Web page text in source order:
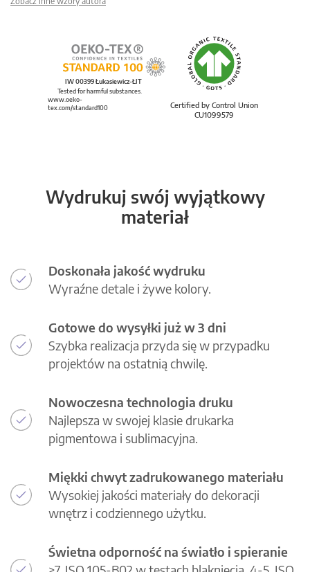
Certified by Control Union
CU1099579
IW 00399 Łukasiewicz-ŁIT
Tested for harmful substances.
www.oeko-
tex.com/standard100
Wydrukuj swój wyjątkowy
materiał
Doskonała jakość wydruku
Wyraźne detale i żywe kolory.
Gotowe do wysyłki już w 3 dni
Szybka realizacja przyda się w przypadku
projektów na ostatnią chwilę.
Nowoczesna technologia druku
Najlepsza w swojej klasie drukarka
pigmentowa i sublimacyjna.
Miękki chwyt zadrukowanego materiału
Wysokiej jakości materiały do dekoracji
wnętrz i codziennego użytku.
Świetna odporność na światło i spieranie